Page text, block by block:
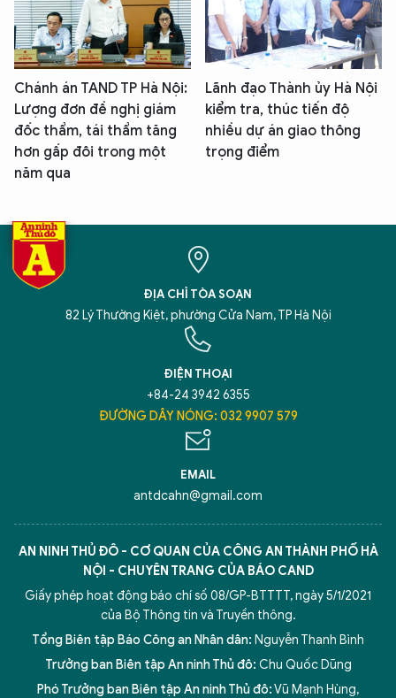
Chánh án TAND TP Hà Nội:
Lượng đơn đề nghị giám
đốc thẩm, tái thẩm tăng
hơn gấp đôi trong một
năm qua
Lãnh đạo Thành ủy Hà Nội
kiểm tra, thúc tiến độ
nhiều dự án giao thông
trọng điểm
ĐỊA CHỈ TÒA SOẠN
82 Lý Thường Kiệt, phường Cửa Nam, TP Hà Nội
ĐIỆN THOẠI
+84-24 3942 6355
ĐƯỜNG DÂY NÓNG: 032 9907 579
EMAIL
antdcahn@gmail.com
AN NINH THỦ ĐÔ - CƠ QUAN CỦA CÔNG AN THÀNH PHỐ HÀ
NỘI - CHUYÊN TRANG CỦA BÁO CAND
Giấy phép hoạt động báo chí số 08/GP-BTTTT, ngày 5/1/2021
của Bộ Thông tin và Truyền thông.
Tổng Biên tập Báo Công an Nhân dân: Nguyễn Thanh Bình
Trưởng ban Biên tập An ninh Thủ đô: Chu Quốc Dũng
Phó Trưởng ban Biên tập An ninh Thủ đô:Vũ Mạnh Hùng,